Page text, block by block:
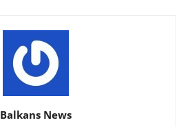
Balkans News